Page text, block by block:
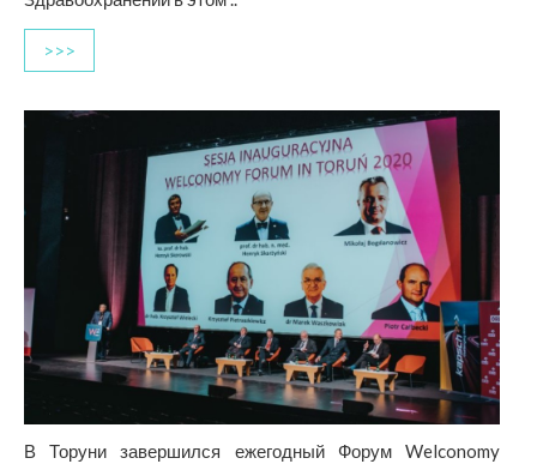
>>>
В Торуни завершился ежегодный Форум Welconomy